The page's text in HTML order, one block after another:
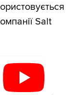
Salt